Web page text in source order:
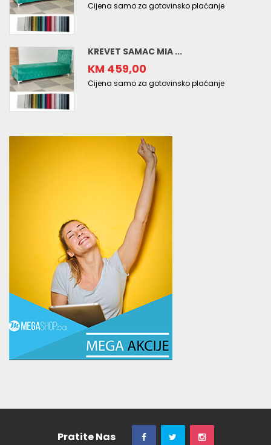
Cijena samo za gotovinsko plaćanje
KREVET SAMAC MIA ...
KM 459,00
Cijena samo za gotovinsko plaćanje
Pratite Nas